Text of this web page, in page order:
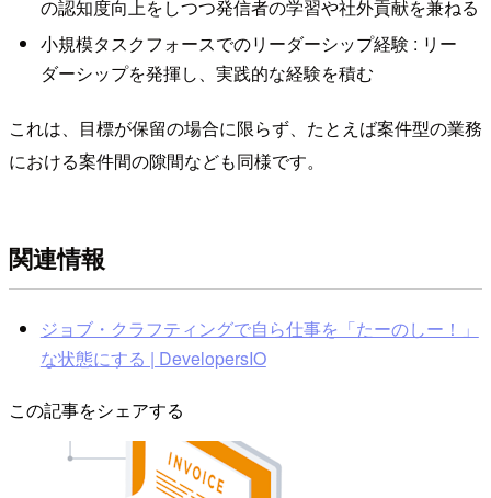
の認知度向上をしつつ発信者の学習や社外貢献を兼ねる
小規模タスクフォースでのリーダーシップ経験 : リー
ダーシップを発揮し、実践的な経験を積む
これは、目標が保留の場合に限らず、たとえば案件型の業務
における案件間の隙間なども同様です。
関連情報
ジョブ・クラフティングで自ら仕事を「たーのしー！」
な状態にする | DevelopersIO
この記事をシェアする